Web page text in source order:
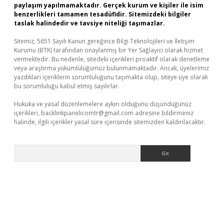
paylaşım yapılmamaktadır. Gerçek kurum ve kişiler ile isim
benzerlikleri tamamen tesadüfidir. Sitemizdeki bilgiler
taslak halindedir ve tavsiye niteliği taşımazlar.
Sitemiz, 5651 Sayılı Kanun gereğince Bilgi Teknolojileri ve İletişim
Kurumu (BTK) tarafından onaylanmış bir Yer Sağlayıcı olarak hizmet
vermektedir. Bu nedenle, sitedeki içerikleri proaktif olarak denetleme
veya araştırma yükümlülüğümüz bulunmamaktadır. Ancak, üyelerimiz
yazdıkları içeriklerin sorumluluğunu taşımakta olup, siteye üye olarak
bu sorumluluğu kabul etmiş sayılırlar.
Hukuka ve yasal düzenlemelere aykırı olduğunu düşündüğünüz
içerikleri, backlinkpanelicomtr@gmail.com adresine bildirmeniz
halinde, ilgili içerikler yasal süre içerisinde sitemizden kaldırılacaktır.